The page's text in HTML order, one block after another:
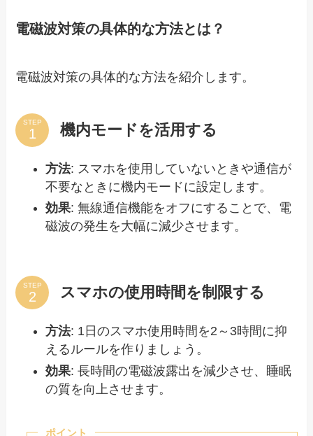
電磁波対策の具体的な方法とは？
電磁波対策の具体的な方法を紹介します。
STEP 機内モードを活用する
方法: スマホを使用していないときや通信が
不要なときに機内モードに設定します。
効果: 無線通信機能をオフにすることで、電
磁波の発生を大幅に減少させます。
STEP スマホの使用時間を制限する
方法: 1日のスマホ使用時間を2～3時間に抑
えるルールを作りましょう。
効果: 長時間の電磁波露出を減少させ、睡眠
の質を向上させます。
ポイント